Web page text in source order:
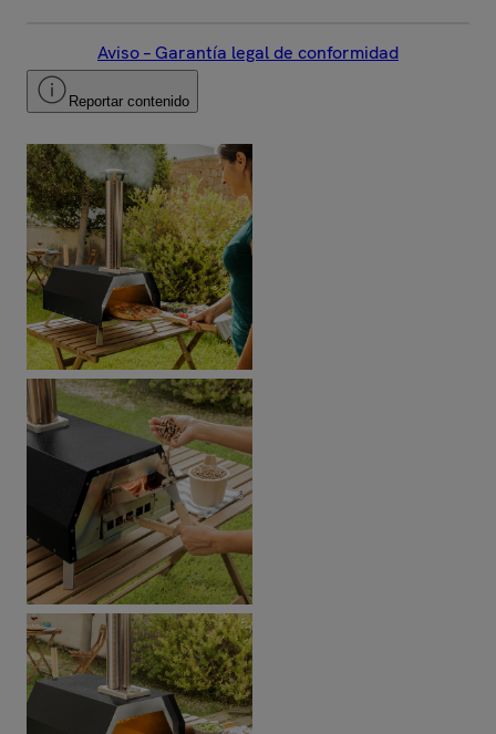
Aviso – Garantía legal de conformidad
Reportar contenido